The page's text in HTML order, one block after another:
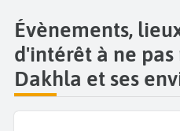
Évènements,
d'intérêt à ne
Dakhla et ses